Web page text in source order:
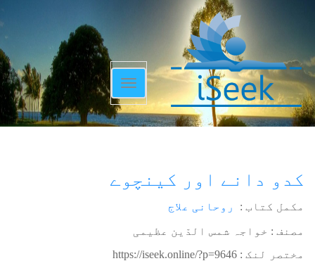
Toggle
navigation
کدو دانے اور کینچوے
مکمل کتاب : روحانی علاج
مصنف : خواجہ شمس الدّین عظیمی
مختصر لنک : https://iseek.online/?p=9646